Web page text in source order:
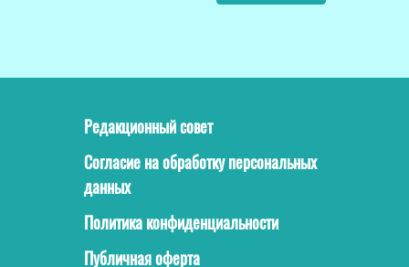
Редакционный совет
Согласие на обработку персональных
данных
Политика конфиденциальности
Публичная оферта